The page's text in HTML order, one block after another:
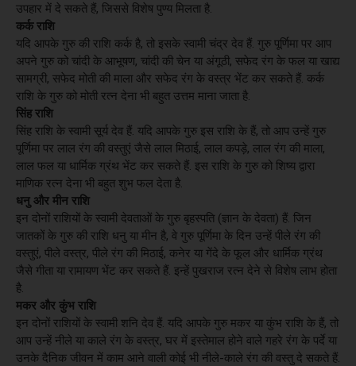
उपहार में दे सकते हैं, जिससे विशेष पुण्य मिलता है.
कर्क राशि
यदि आपके गुरु की राशि कर्क है, तो इसके स्वामी चंद्र देव हैं. गुरु पूर्णिमा पर आप
अपने गुरु को चांदी के आभूषण, चांदी की चेन या अंगूठी, सफेद रंग के फल या खाद्य
सामग्री, सफेद मोती की माला और सफेद रंग के वस्त्र भेंट कर सकते हैं. कर्क
राशि के गुरु को मोती रत्न देना भी बहुत उत्तम माना जाता है.
सिंह राशि
सिंह राशि के स्वामी सूर्य देव हैं. यदि आपके गुरु इस राशि के हैं, तो आप उन्हें गुरु
पूर्णिमा पर लाल रंग की वस्तुएं जैसे लाल मिठाई, लाल कपड़े, लाल रंग की माला,
लाल फल या धार्मिक ग्रंथ भेंट कर सकते हैं. इस राशि के गुरु को शिष्य द्वारा
माणिक रत्न देना भी बहुत शुभ फल देता है.
धनु और मीन राशि
इन दोनों राशियों के स्वामी देवताओं के गुरु बृहस्पति (ज्ञान के देवता) हैं. जिन
जातकों के गुरु की राशि धनु या मीन है, वे गुरु पूर्णिमा के दिन उन्हें पीले रंग की
वस्तुएं, पीले वस्त्र, पीले रंग की मिठाई, कनेर या गेंदे के फूल और धार्मिक ग्रंथ
जैसे गीता या रामायण भेंट कर सकते हैं. इन्हें पुखराज रत्न देने से विशेष लाभ होता
है.
मकर और कुंभ राशि
इन दोनों राशियों के स्वामी शनि देव हैं. यदि आपके गुरु मकर या कुंभ राशि के हैं, तो
आप उन्हें नीले या काले रंग के वस्त्र, घर में इस्तेमाल होने वाले गहरे रंग के पर्दे या
उनके दैनिक जीवन में काम आने वाली कोई भी नीले-काले रंग की वस्तु दे सकते हैं.